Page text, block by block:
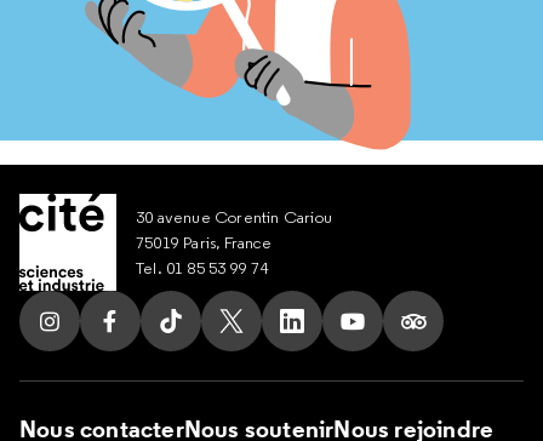
30 avenue Corentin Cariou
75019 Paris, France
Tel. 01 85 53 99 74
Suivez nous sur Instagram
Suivez nous sur Facebook
Suivez nous sur Tik Tok
Suivez nous sur X
Suivez nous sur LinkedIn
Suivez nous sur
Suivez nous
Nous contacterNous soutenirNous rejoindre